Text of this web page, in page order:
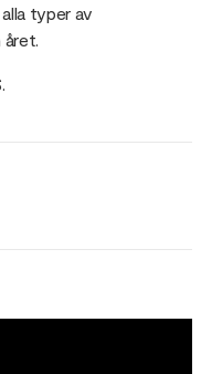
typer av